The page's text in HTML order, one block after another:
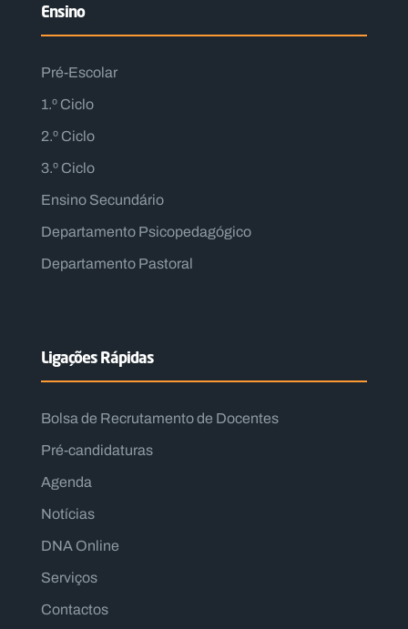
Ensino
Pré-Escolar
1.º Ciclo
2.º Ciclo
3.º Ciclo
Ensino Secundário
Departamento Psicopedagógico
Departamento Pastoral
Ligações Rápidas
Bolsa de Recrutamento de Docentes
Pré-candidaturas
Agenda
Notícias
DNA Online
Serviços
Contactos